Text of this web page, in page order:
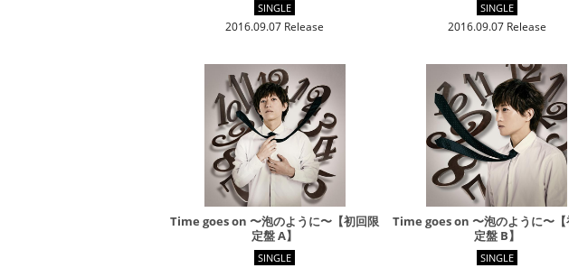
SINGLE
2016.09.07 Release
SINGLE
2016.09.07 Release
Time goes on 〜泡のように〜【初回限
定盤 A】
SINGLE
Time goes on 〜泡のように〜【
定盤 B】
SINGLE